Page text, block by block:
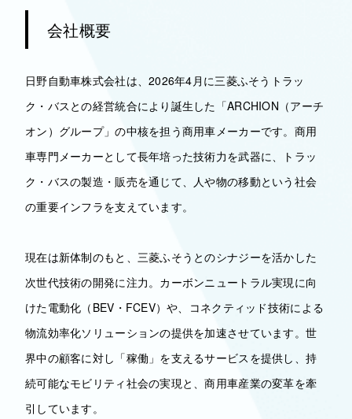
会社概要
日野自動車株式会社は、2026年4月に三菱ふそうトラッ
ク・バスとの経営統合により誕生した「ARCHION（アーチ
オン）グループ」の中核を担う商用車メーカーです。商用
車専門メーカーとして長年培った技術力を武器に、トラッ
ク・バスの製造・販売を通じて、人や物の移動という社会
の重要インフラを支えています。
現在は新体制のもと、三菱ふそうとのシナジーを活かした
次世代技術の開発に注力。カーボンニュートラル実現に向
けた電動化（BEV・FCEV）や、コネクティッド技術による
物流効率化ソリューションの提供を加速させています。世
界中の顧客に対し「稼働」を支えるサービスを提供し、持
続可能なモビリティ社会の実現と、商用車産業の変革を牽
引しています。